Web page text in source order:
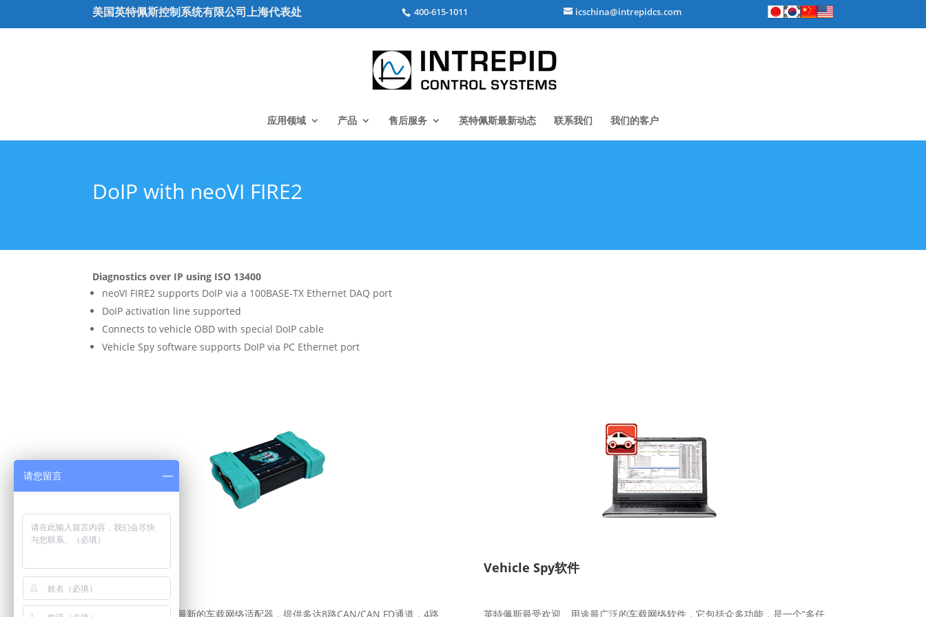
美国英特佩斯控制系统有限公司上海代表处 400-615-1011 icschina@intrepidcs.com
应用领域 产品 售后服务 英特佩斯最新动态 联系我们 我们的客户
DoIP with neoVI FIRE2
Diagnostics over IP using ISO 13400
neoVI FIRE2 supports DoIP via a 100BASE-TX Ethernet DAQ port
DoIP activation line supported
Connects to vehicle OBD with special DoIP cable
Vehicle Spy software supports DoIP via PC Ethernet port
neoVI FIRE 2
neoVI FIRE 2是我们最新的车载网络适配器，提供多达8路CAN/CAN FD通道，4路
Vehicle Spy软件
英特佩斯最受欢迎、用途最广泛的车载网络软件，它包括众多功能，是一个“多任
请您留言